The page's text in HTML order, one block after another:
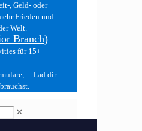
, Geld- oder
Frieden und
Welt.
Branch)
für 15+
... Lad dir
✕